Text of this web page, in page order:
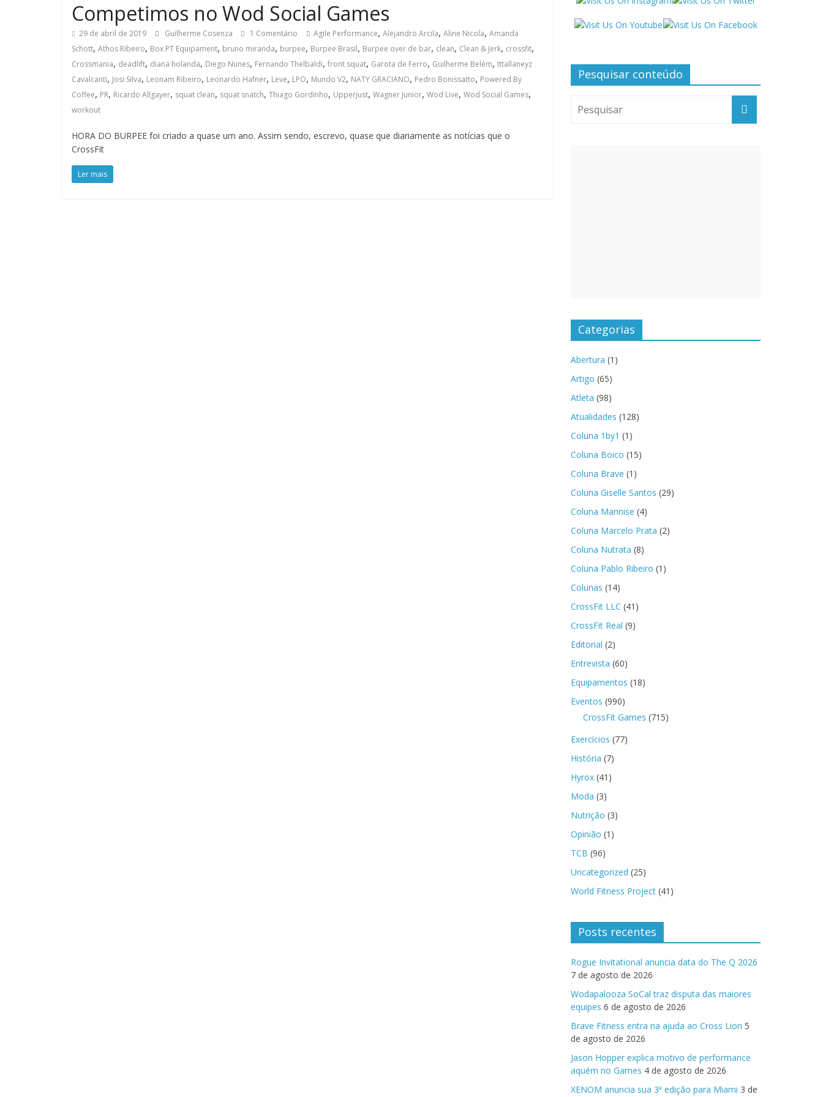
Burpee
Competimos no Wod Social Games
29 de abril de 2019 Guilherme Cosenza 1 Comentário Agile Performance, Alejandro Arcila, Aline Nicola, Amanda
Schott, Athos Ribeiro, Box PT Equipament, bruno miranda, burpee, Burpee Brasil, Burpee over de bar, clean, Clean & Jerk, crossfit,
Crossmania, deadlift, diana holanda, Diego Nunes, Fernando Thelbaldi, front squat, Garota de Ferro, Guilherme Belém, Ittallaneyz
Cavalcanti, Josi Silva, Leonam Ribeiro, Leonardo Hafner, Leve, LPO, Mundo V2, NATY GRACIANO, Pedro Bonissatto, Powered By
Coffee, PR, Ricardo Allgayer, squat clean, squat snatch, Thiago Gordinho, Upperjust, Wagner Junior, Wod Live, Wod Social Games,
workout
HORA DO BURPEE foi criado a quase um ano. Assim sendo, escrevo, quase que diariamente as notícias que o
CrossFit
Ler mais
Pesquisar conteúdo
Categorias
Abertura (1)
Artigo (65)
Atleta (98)
Atualidades (128)
Coluna 1by1 (1)
Coluna Boico (15)
Coluna Brave (1)
Coluna Giselle Santos (29)
Coluna Mannise (4)
Coluna Marcelo Prata (2)
Coluna Nutrata (8)
Coluna Pablo Ribeiro (1)
Colunas (14)
CrossFit LLC (41)
CrossFit Real (9)
Editorial (2)
Entrevista (60)
Equipamentos (18)
Eventos (990)
CrossFit Games (715)
Exercícios (77)
História (7)
Hyrox (41)
Moda (3)
Nutrição (3)
Opinião (1)
TCB (96)
Uncategorized (25)
World Fitness Project (41)
Posts recentes
Rogue Invitational anuncia data do The Q 2026
7 de agosto de 2026
Wodapalooza SoCal traz disputa das maiores
equipes 6 de agosto de 2026
Brave Fitness entra na ajuda ao Cross Lion 5
de agosto de 2026
Jason Hopper explica motivo de performance
aquém no Games 4 de agosto de 2026
XENOM anuncia sua 3ª edição para Miami 3 de